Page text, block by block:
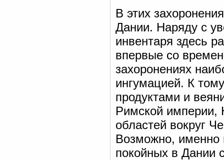
В этих
Дании. Наряду с
инвентаря здесь
впервые со
захоронениях
ингумацией. К
продуктами и
Римской империи,
областей вокруг
Возможно, именно
покойных в Дании